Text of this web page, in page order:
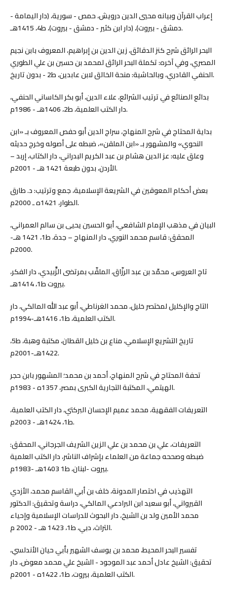
إعراب القرآن وبيانه محيي الدين درويش، حمص - سورية، (دار اليمامة -
دمشق - بيروت)، (دار ابن كثير - دمشق - بيروت)، ط4، 1415هـ.
البحر الرائق شرح كنز الدقائق، زين الدين بن إبراهيم، المعروف بابن نجيم
المصري، وفي آخره: تكملة البحر الرائق لمحمد بن حسين بن علي الطوري
الحنفي القادري، وبالحاشية: منحة الخالق لابن عابدين، ط2 - بدون تاريخ.
بدائع الصنائع في ترتيب الشرائع، علاء الدين، أبو بكر الكاساني الحنفي،
دار الكتب العلمية، ط2، 1406هـ - 1986م.
بداية المحتاج في شرح المنهاج، سراج الدين أبو حفص المعروف بـ «ابن
النحوي» والمشهور بـ «ابن الملقن»، ضبطه على أصوله وخرج حديثه
وعلق عليه: عز الدين هشام بن عبد الكريم البدراني، دار الكتاب، إربد –
الأردن، بدون طبعة 1421 هـ - 2001م.
بعض أحكام المعوقين في الشريعة الإسلامية، جمع وترتيب: د. طارق
الطوار، 1421ه ـ 2000م.
البيان في مذهب الإمام الشافعي، أبو الحسين يحيى بن سالم العمراني،
المحقق: قاسم محمد النوري، دار المنهاج – جدة، ط1، 1421 هـ-
2000م.
تاج العروس، محمّد بن عبد الرزّاق، الملقّب بمرتضى الزَّبيدي، دار الفكر،
بيروت ط1، 1414هـ.
التاج والإكليل لمختصر خليل، محمد الغرناطي، أبو عبد الله المالكي، دار
الكتب العلمية، ط1، 1416هـ-1994م.
تاريخ التشريع الإسلامي، مناع بن خليل القطان، مكتبة وهبة، ط5،
1422هـ-2001م.
تحفة المحتاج في شرح المنهاج، أحمد بن محمد؛ المشهور بابن حجر
الهيتمي، المكتبة التجارية الكبرى بمصر، 1357ه - 1983م.
التعريفات الفقهية، محمد عميم الإحسان البركتي، دار الكتب العلمية،
ط1، 1424هـ - 2003م.
التعريفات، علي بن محمد بن علي الزين الشريف الجرجاني، المحقق:
ضبطه وصححه جماعة من العلماء بإشراف الناشر، دار الكتب العلمية
بيروت -لبنان، ط1 1403هـ -1983م.
التهذيب في اختصار المدونة، خلف بن أبي القاسم محمد، الأزدي
القيرواني، أبو سعيد ابن البرادعي المالكي، دراسة وتحقيق: الدكتور
محمد الأمين ولد بن الشيخ، دار البحوث للدراسات الإسلامية وإحياء
التراث، دبي، ط1، 1423 هـ - 2002 م.
تفسير البحر المحيط، محمد بن يوسف الشهير بأبي حيان الأندلسي،
تحقيق: الشيخ عادل أحمد عبد الموجود - الشيخ علي محمد معوض، دار
الكتب العلمية، بيروت، ط1، 1422ه - 2001م.